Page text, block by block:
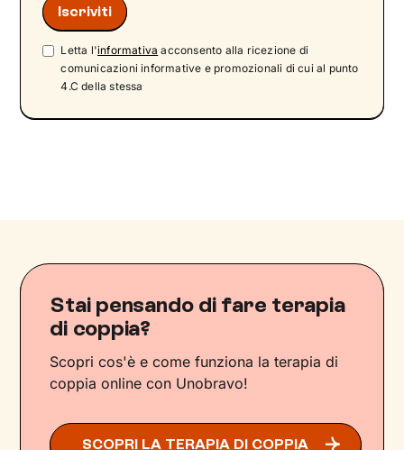
Letta l'informativa acconsento alla ricezione di
comunicazioni informative e promozionali di cui al punto
4.C della stessa
Stai pensando di fare terapia
di coppia?
Scopri cos'è e come funziona la terapia di
coppia online con Unobravo!
SCOPRI LA TERAPIA DI COPPIA